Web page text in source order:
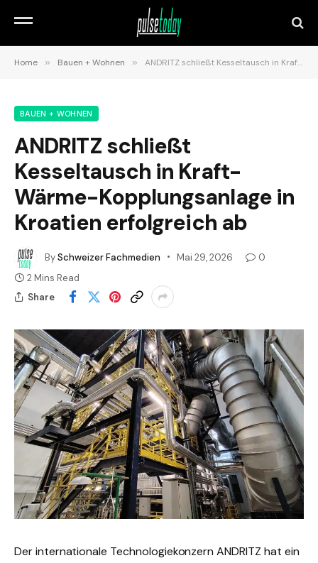
Home » Bauen + Wohnen » ANDRITZ schließt Kesseltausch in Kraft-Wärme-Kopplungsanlage in Kroatien erfolgreich ab
BAUEN + WOHNEN
ANDRITZ schließt
Kesseltausch in Kraft-
Wärme-Kopplungsanlage in
Kroatien erfolgreich ab
BySchweizer Fachmedien Mai 29, 2026
0
2 Mins Read
Share
Der internationale Technologiekonzern ANDRITZ hat ein